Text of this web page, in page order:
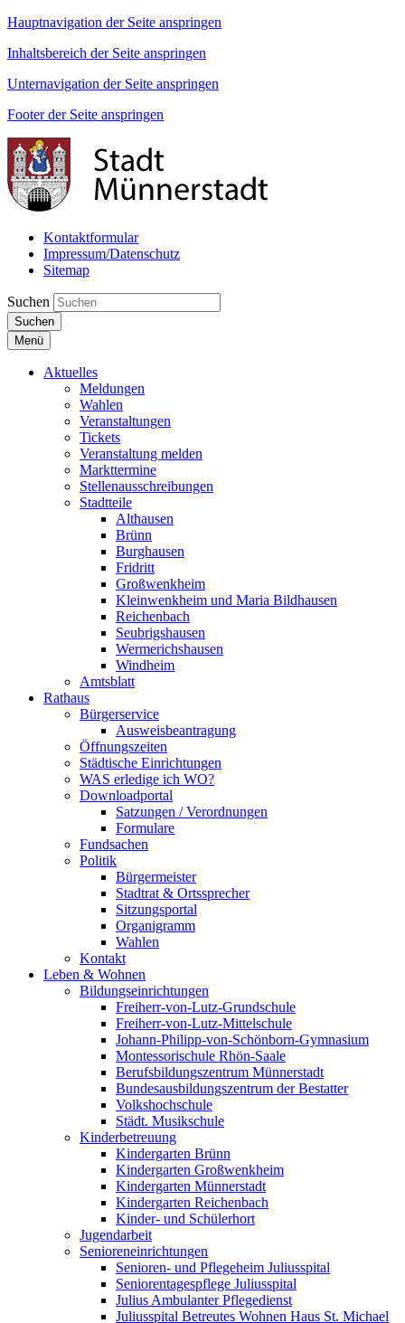
Hauptnavigation der Seite anspringen
Inhaltsbereich der Seite anspringen
Unternavigation der Seite anspringen
Footer der Seite anspringen
Kontaktformular
Impressum/Datenschutz
Sitemap
Suchen
Suchen
Menü
Aktuelles
Meldungen
Wahlen
Veranstaltungen
Tickets
Veranstaltung melden
Markttermine
Stellenausschreibungen
Stadtteile
Althausen
Brünn
Burghausen
Fridritt
Großwenkheim
Kleinwenkheim und Maria Bildhausen
Reichenbach
Seubrigshausen
Wermerichshausen
Windheim
Amtsblatt
Rathaus
Bürgerservice
Ausweisbeantragung
Öffnungszeiten
Städtische Einrichtungen
WAS erledige ich WO?
Downloadportal
Satzungen / Verordnungen
Formulare
Fundsachen
Politik
Bürgermeister
Stadtrat & Ortssprecher
Sitzungsportal
Organigramm
Wahlen
Kontakt
Leben & Wohnen
Bildungseinrichtungen
Freiherr-von-Lutz-Grundschule
Freiherr-von-Lutz-Mittelschule
Johann-Philipp-von-Schönborn-Gymnasium
Montessorischule Rhön-Saale
Berufsbildungszentrum Münnerstadt
Bundesausbildungszentrum der Bestatter
Volkshochschule
Städt. Musikschule
Kinderbetreuung
Kindergarten Brünn
Kindergarten Großwenkheim
Kindergarten Münnerstadt
Kindergarten Reichenbach
Kinder- und Schülerhort
Jugendarbeit
Senioreneinrichtungen
Senioren- und Pflegeheim Juliusspital
Seniorentagespflege Juliusspital
Julius Ambulanter Pflegedienst
Juliusspital Betreutes Wohnen Haus St. Michael